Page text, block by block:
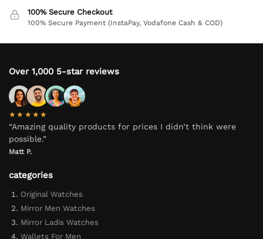
100% Secure Checkout
100% Secure Payment (InstaPay, Vodafone Cash & COD)
Over 1,000 5-star reviews
★★★★★
“Amazing quality products for prices I didn’t think were
possible.”
Matt P.
categories
Original Watches
Mirror Men Watches
Mirror Ladis Watches
Wallets For Men